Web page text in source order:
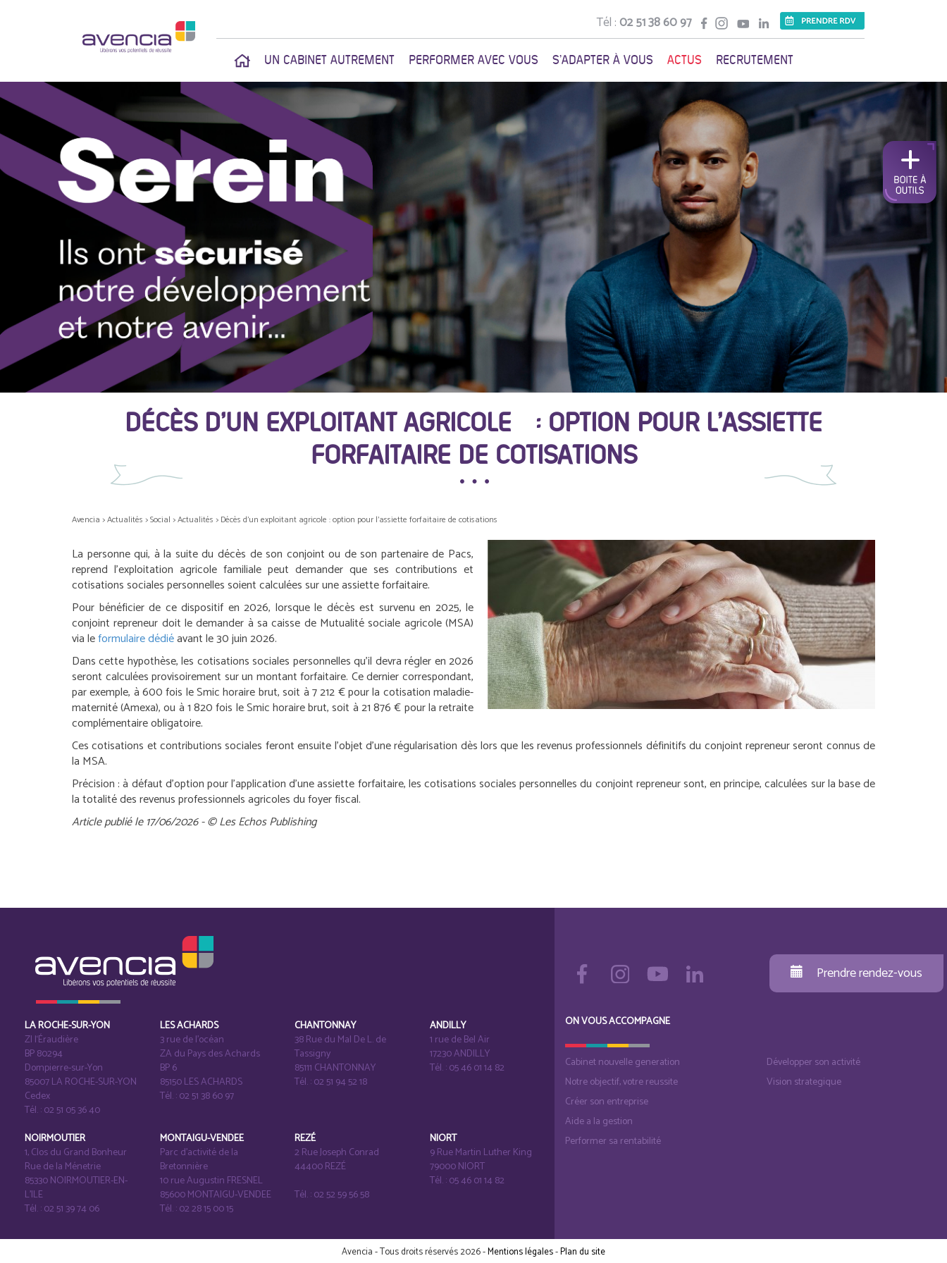
Tél :02 51 38 60 97
UN CABINET AUTREMENT PERFORMER AVEC VOUS S'ADAPTER À VOUS ACTUS RECRUTEMENT
DÉCÈS D’UN EXPLOITANT AGRICOLE : OPTION POUR L’ASSIETTE
FORFAITAIRE DE COTISATIONS
Avencia >Actualités >Social >Actualités > Décès d’un exploitant agricole : option pour l’assiette forfaitaire de cotisations
La personne qui, à la suite du décès de son conjoint ou de son partenaire de Pacs,
reprend l’exploitation agricole familiale peut demander que ses contributions et
cotisations sociales personnelles soient calculées sur une assiette forfaitaire.
Pour bénéficier de ce dispositif en 2026, lorsque le décès est survenu en 2025, le
conjoint repreneur doit le demander à sa caisse de Mutualité sociale agricole (MSA)
via leformulaire dédiéavant le 30 juin 2026.
Dans cette hypothèse, les cotisations sociales personnelles qu’il devra régler en 2026
seront calculées provisoirement sur un montant forfaitaire. Ce dernier correspondant,
par exemple, à 600 fois le Smic horaire brut, soit à 7 212 € pour la cotisation maladie-
maternité (Amexa), ou à 1 820 fois le Smic horaire brut, soit à 21 876 € pour la retraite
complémentaire obligatoire.
Ces cotisations et contributions sociales feront ensuite l’objet d’une régularisation dès lors que les revenus professionnels définitifs du conjoint repreneur seront connus de
la MSA.
Précision :à défaut d’option pour l’application d’une assiette forfaitaire, les cotisations sociales personnelles du conjoint repreneur sont, en principe, calculées sur la base de
la totalité des revenus professionnels agricoles du foyer fiscal.
Article publié le 17/06/2026 - © Les Echos Publishing
LA ROCHE-SUR-YON
ZI l‘Éraudière
BP 80294
Dompierre-sur-Yon
85007 LA ROCHE-SUR-YON
Cedex
Tél. : 02 51 05 36 40
LES ACHARDS
3 rue de l’océan
ZA du Pays des Achards
BP 6
85150 LES ACHARDS
Tél. : 02 51 38 60 97
CHANTONNAY
38 Rue du Mal De L. de
Tassigny
85111 CHANTONNAY
Tél. : 02 51 94 52 18
ANDILLY
1 rue de Bel Air
17230 ANDILLY
Tél. : 05 46 01 14 82
NOIRMOUTIER
1, Clos du Grand Bonheur
Rue de la Ménetrie
85330 NOIRMOUTIER-EN-
L'ILE
Tél. : 02 51 39 74 06
MONTAIGU-VENDEE
Parc d’activité de la
Bretonnière
10 rue Augustin FRESNEL
85600 MONTAIGU-VENDEE
Tél. : 02 28 15 00 15
REZÉ
2 Rue Joseph Conrad
44400 REZÉ
Tél. : 02 52 59 56 58
NIORT
9 Rue Martin Luther King
79000 NIORT
Tél. : 05 46 01 14 82
Prendre rendez-vous
ON VOUS ACCOMPAGNE
Cabinet nouvelle generation
Notre objectif, votre reussite
Créer son entreprise
Aide a la gestion
Performer sa rentabilité
Développer son activité
Vision strategique
Avencia - Tous droits réservés 2026 -Mentions légales-Plan du site